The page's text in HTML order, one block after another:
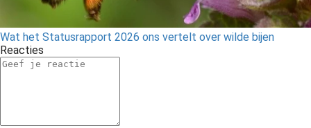
Wat het Statusrapport 2026 ons vertelt over wilde bijen
Reacties